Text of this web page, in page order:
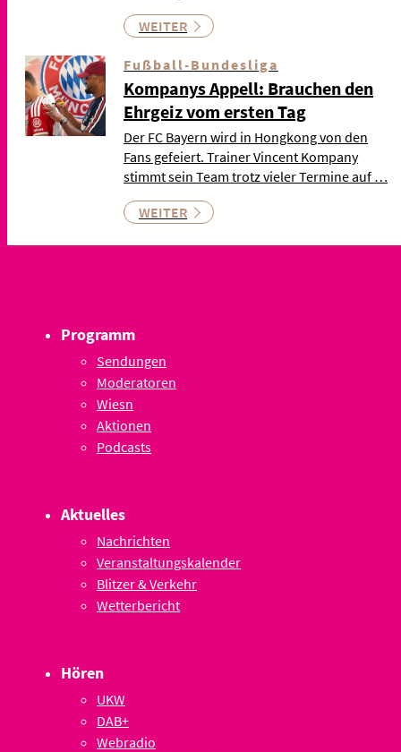
WEITER
Fußball-Bundesliga
Kompanys Appell: Brauchen den
Ehrgeiz vom ersten Tag
Der FC Bayern wird in Hongkong von den
Fans gefeiert. Trainer Vincent Kompany
stimmt sein Team trotz vieler Termine auf …
WEITER
Programm
Sendungen
Moderatoren
Wiesn
Aktionen
Podcasts
Aktuelles
Nachrichten
Veranstaltungskalender
Blitzer & Verkehr
Wetterbericht
Hören
UKW
DAB+
Webradio